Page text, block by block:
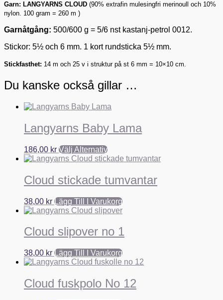
Garn: LANGYARNS CLOUD (90% extrafin mulesingfri merinoull och 10%
nylon. 100 gram = 260 m )
Garnåtgång: 500/600 g = 5/6 nst kastanj-petrol 0012.
Stickor: 5½ och 6 mm. 1 kort rundsticka 5½ mm.
Stickfasthet: 14 m och 25 v i struktur på st 6 mm = 10×10 cm.
Du kanske också gillar …
Langyarns Baby Lama
186,00 kr Välj Alternativ
Cloud stickade tumvantar
38,00 kr Lägg Till I Varukorg
Cloud slipover no 1
38,00 kr Lägg Till I Varukorg
Cloud fuskpolo No 12